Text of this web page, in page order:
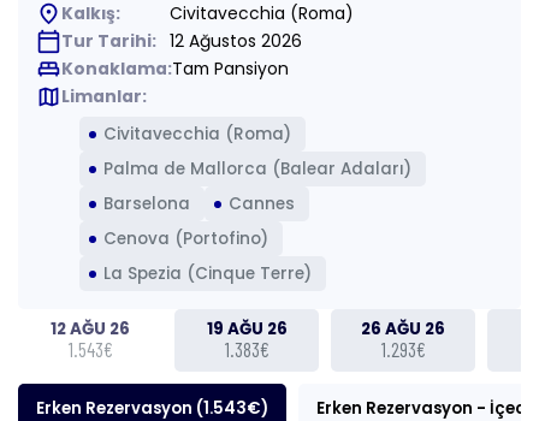
place Kalkış: Civitavecchia (Roma)
calendar_todayTur Tarihi: 12 Ağustos 2026
king_bedKonaklama:Tam Pansiyon
map Limanlar:
Civitavecchia (Roma)
Palma de Mallorca (Balear Adaları)
Barselona
Cannes
Cenova (Portofino)
La Spezia (Cinque Terre)
12 AĞU 26
1.543€
19 AĞU 26
1.383€
26 AĞU 26
1.293€
Erken Rezervasyon (1.543€) Erken Rezervasyon -